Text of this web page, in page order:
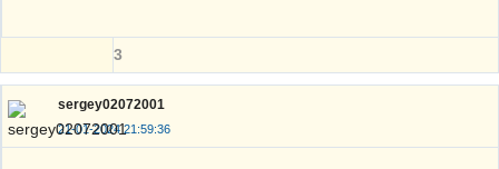
3
sergey02072001
21-01-2024 21:59:36